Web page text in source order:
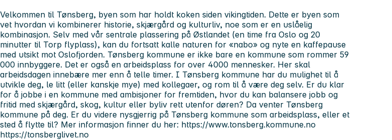
Velkommen til Tønsberg, byen som har holdt koken siden vikingtiden. Dette er byen som
vet hvordan vi kombinerer historie, skjærgård og kulturliv, noe som er en uslåelig
kombinasjon. Selv med vår sentrale plassering på Østlandet (en time fra Oslo og 20
minutter til Torp flyplass), kan du fortsatt kalle naturen for «nabo» og nyte en kaffepause
med utsikt mot Oslofjorden. Tønsberg kommune er ikke bare en kommune som rommer 59
000 innbyggere. Det er også en arbeidsplass for over 4000 mennesker. Her skal
arbeidsdagen innebære mer enn å telle timer. I Tønsberg kommune har du mulighet til å
utvikle deg, le litt (eller kanskje mye) med kollegaer, og rom til å være deg selv. Er du klar
for å jobbe i en kommune med ambisjoner for fremtiden, hvor du kan balansere jobb og
fritid med skjærgård, skog, kultur eller byliv rett utenfor døren? Da venter Tønsberg
kommune på deg. Er du videre nysgjerrig på Tønsberg kommune som arbeidsplass, eller et
sted å flytte til? Mer informasjon finner du her: https://www.tonsberg.kommune.no
https://tonsberglivet.no